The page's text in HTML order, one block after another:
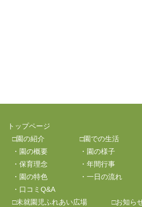
トップページ
□園の紹介
・園の概要
・保育理念
・園の特色
・口コミQ&A
□園での生活
・園の様子
・年間行事
・一日の流れ
□未就園児ふれあい広場 □お知ら